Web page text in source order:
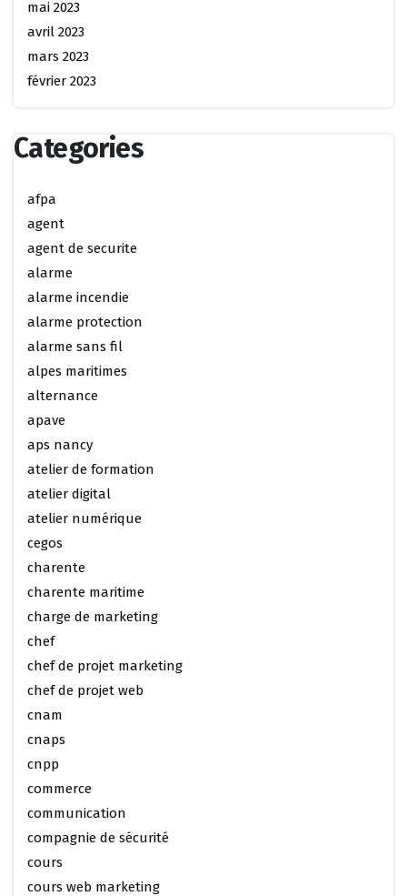
mai 2023
avril 2023
mars 2023
février 2023
Categories
afpa
agent
agent de securite
alarme
alarme incendie
alarme protection
alarme sans fil
alpes maritimes
alternance
apave
aps nancy
atelier de formation
atelier digital
atelier numérique
cegos
charente
charente maritime
charge de marketing
chef
chef de projet marketing
chef de projet web
cnam
cnaps
cnpp
commerce
communication
compagnie de sécurité
cours
cours web marketing